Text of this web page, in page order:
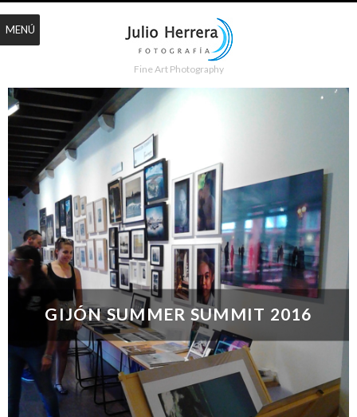
Fine Art Photography
GIJÓN SUMMER SUMMIT 2016
MENÚ